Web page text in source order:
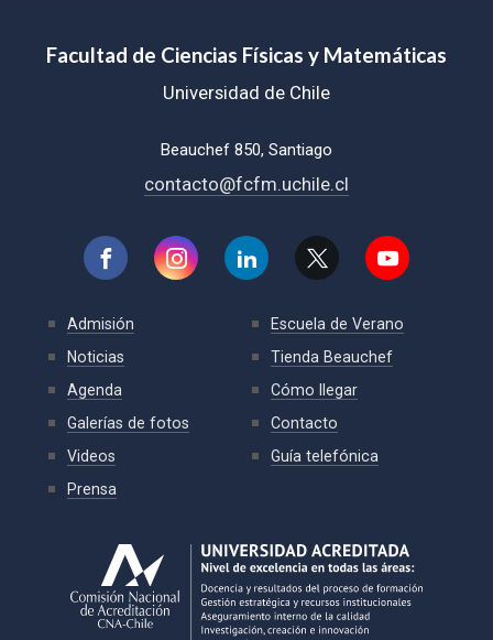
Facultad de Ciencias Físicas y Matemáticas
Universidad de Chile
Beauchef 850, Santiago
contacto@fcfm.uchile.cl
Admisión
Noticias
Agenda
Galerías de fotos
Videos
Prensa
Escuela de Verano
Tienda Beauchef
Cómo llegar
Contacto
Guía telefónica